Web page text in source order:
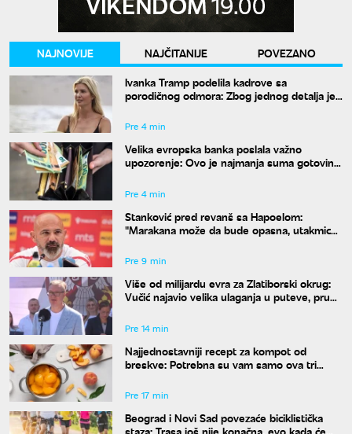
NAJNOVIJE NAJČITANIJE
POVEZANO
Ivanka Tramp podelila kadrove sa
porodičnog odmora: Zbog jednog detalja je
Pre 4 min
Velika evropska banka poslala važno
upozorenje: Ovo je najmanja suma gotovine
Pre 4 min
Stanković pred revanš sa Hapoelom:
"Marakana može da bude opasna, utakmica
Pre 9 min
Više od milijardu evra za Zlatiborski okrug:
Vučić najavio velika ulaganja u puteve, prugu
Pre 14 min
Najjednostavniji recept za kompot od
breskve: Potrebna su vam samo ova tri
Pre 17 min
Beograd i Novi Sad povezaće biciklistička